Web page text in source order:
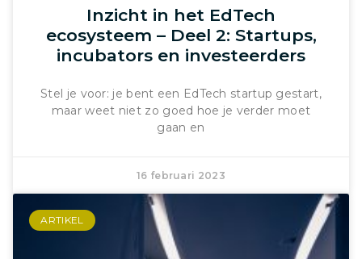
Inzicht in het EdTech
ecosysteem – Deel 2: Startups,
incubators en investeerders
Stel je voor: je bent een EdTech startup gestart,
maar weet niet zo goed hoe je verder moet
gaan en
16 februari 2023
ARTIKEL